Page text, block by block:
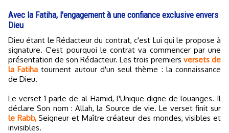
Avec la Fatiha, l'engagement à une confiance exclusive envers
Dieu
Dieu étant le Rédacteur du contrat, c'est Lui qui le propose à
signature. C'est pourquoi le contrat va commencer par une
présentation de son Rédacteur. Les trois premiers versets de
la Fatiha tournent autour d'un seul thème : la connaissance
de Dieu.
Le verset 1 parle de al-Hamid, l'Unique digne de louanges. Il
déclare Son nom : Allah, la Source de vie. Le verset finit sur
le Rabb,Seigneur et Maître créateur des mondes, visibles et
invisibles.